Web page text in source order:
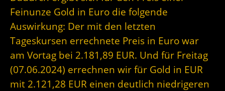
Feinunze Gold in Euro die folgende
Auswirkung: Der mit den letzten
Tageskursen errechnete Preis in Euro war
am Vortag bei 2.181,89 EUR. Und für Freitag
(07.06.2024) errechnen wir für Gold in EUR
mit 2.121,28 EUR einen deutlich niedrigeren